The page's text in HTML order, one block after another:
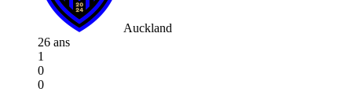
Auckland
26 ans
1
0
0